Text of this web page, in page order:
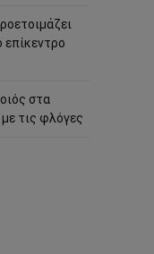
επίκεντρο
στα
τις φλόγες